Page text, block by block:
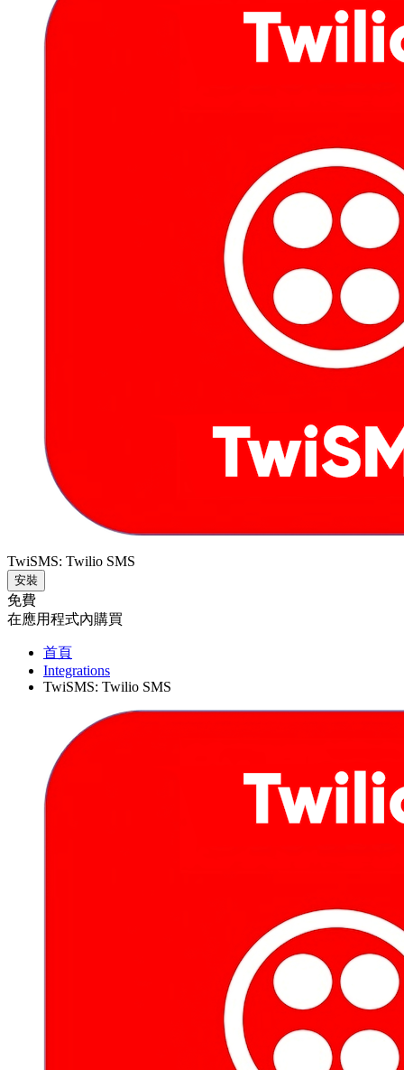
TwiSMS: Twilio SMS
安裝
免費
在應用程式內購買
首頁
Integrations
TwiSMS: Twilio SMS